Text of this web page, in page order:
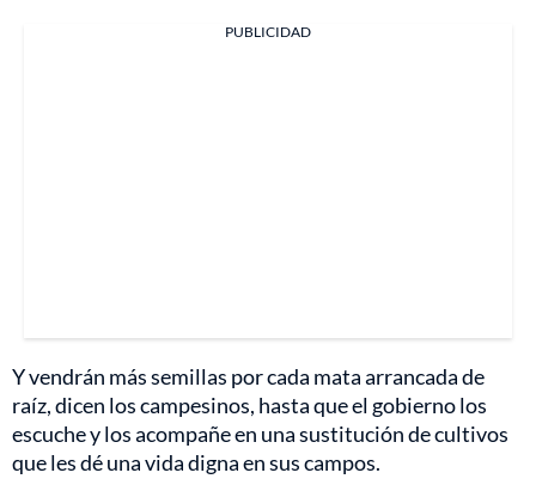
PUBLICIDAD
Y vendrán más semillas por cada mata arrancada de
raíz, dicen los campesinos, hasta que el gobierno los
escuche y los acompañe en una sustitución de cultivos
que les dé una vida digna en sus campos.